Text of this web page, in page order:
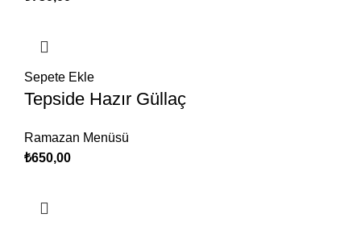
Sepete Ekle
Tepside Hazır Güllaç
Ramazan Menüsü
₺650,00